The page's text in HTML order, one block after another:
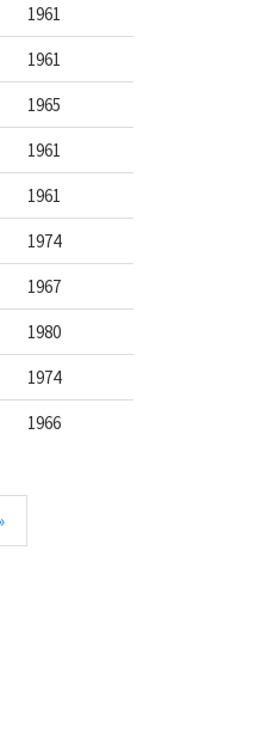
1961
1961
1965
1961
1961
1974
1967
1980
1974
1966